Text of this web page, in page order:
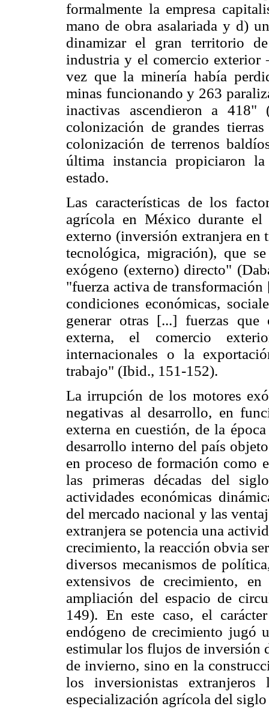
formalmente la empresa
mano de obra asalariada y d)
dinamizar el gran territorio
industria y el comercio exterior
vez que la minería había
minas funcionando y 263
inactivas ascendieron a
colonización de grandes
colonización de terrenos
última instancia propiciaron
estado.
Las características de los
agrícola en México durante
externo (inversión extranjera en
tecnológica, migración), que
exógeno (externo) directo"
"fuerza activa de
condiciones económicas,
generar otras [...] fuerzas que
externa, el comercio
internacionales o la
trabajo" (Ibid., 151-152).
La irrupción de los motores
negativas al desarrollo, en
externa en cuestión, de la
desarrollo interno del país
en proceso de formación como
las primeras décadas del
actividades económicas
del mercado nacional y las
extranjera se potencia una
crecimiento, la reacción obvia
diversos mecanismos de
extensivos de crecimiento,
ampliación del espacio de
149). En este caso, el
endógeno de crecimiento jugó
estimular los flujos de inversión
de invierno, sino en la
los inversionistas
especialización agrícola del